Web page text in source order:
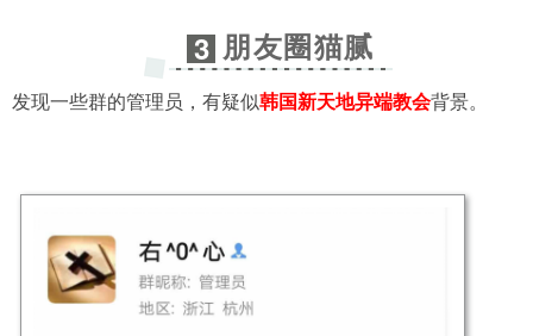
3 朋友圈猫腻
发现一些群的管理员，有疑似韩国新天地异端教会背景。